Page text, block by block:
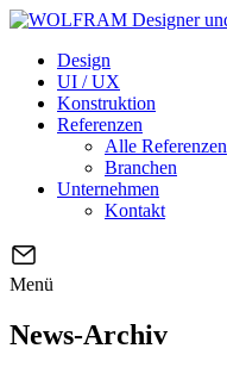
Design
UI / UX
Konstruktion
Referenzen
Alle Referenzen
Branchen
Unternehmen
Kontakt
Menü
News-Archiv